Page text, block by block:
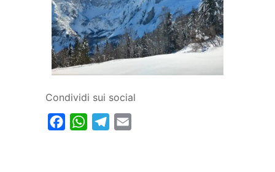
Condividi sui social
FacebookWhatsAppTelegram